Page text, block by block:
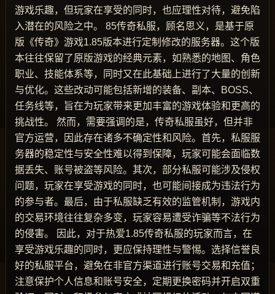
游戏乐趣，但玩家在享受的同时，也应理性对待，避免陷
入潜在的风险之中。 85传奇私服，顾名思义，是基于原
版《传奇》游戏1.85版本进行定制修改的服务器。这个版
本往往保留了原版游戏的经典元素，如熟悉的地图、角色
职业、技能体系等，同时又在此基础上进行了大量的创新
与优化。这些改动可能包括新增的装备、副本、BOSS、
任务线等，旨在为玩家带来更加丰富的游戏体验和更高的
挑战性。 然而，需要强调的是，传奇私服虽好，但并非
官方运营，因此存在诸多不确定性和风险。首先，私服服
务器的稳定性与安全性难以得到保障，玩家可能会面临数
据丢失、账号被盗等风险。其次，部分私服可能涉及侵权
问题，玩家在享受游戏的同时，也可能间接成为违法行为
的参与者。最后，由于私服缺乏有效的监管机制，游戏内
的交易环境往往复杂多变，玩家容易遭受诈骗等不法行为
的侵害。 因此，对于热爱1.85传奇私服的玩家而言，在
享受游戏乐趣的同时，更应保持理性与警惕。选择信誉良
好的私服平台，避免在非官方渠道进行账号交易和充值；
注意保护个人信息和账号安全，定期更换密码并开启双重